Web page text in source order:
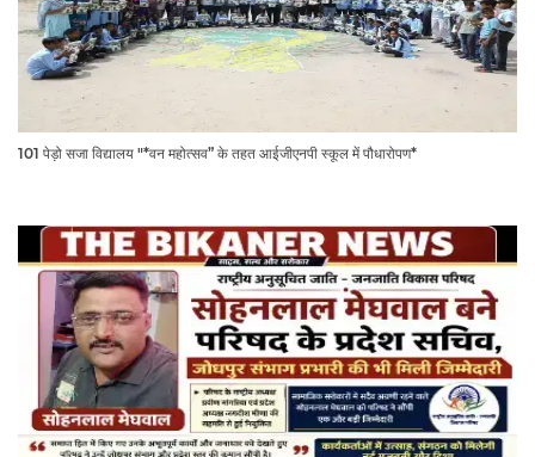
101 पेड़ो सजा विद्यालय "*वन महोत्सव” के तहत आईजीएनपी स्कूल में पौधारोपण*